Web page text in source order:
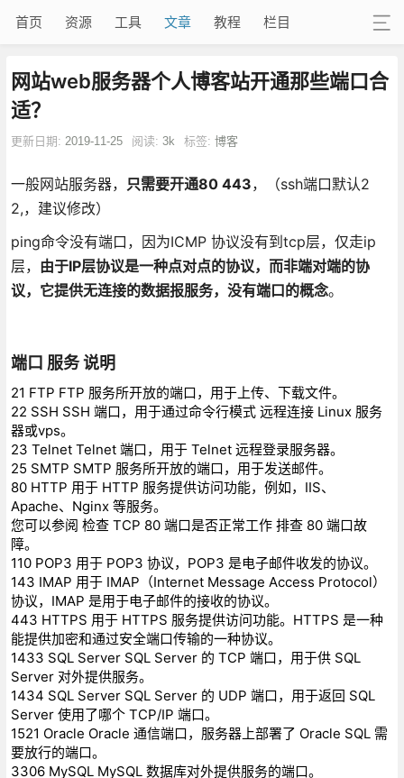
首页 资源 工具 文章 教程 栏目
网站web服务器个人博客站开通那些端口合
适？
更新日期: 2019-11-25 阅读: 3k 标签: 博客
一般网站服务器， 只需要开通80 443，（ssh端口默认2
2,，建议修改）
ping命令没有端口，因为ICMP 协议没有到tcp层，仅走ip
层， 由于IP层协议是一种点对点的协议，而非端对端的协
议，它提供无连接的数据报服务，没有端口的概念。
端口 服务 说明
21 FTP FTP 服务所开放的端口，用于上传、下载文件。
22 SSH SSH 端口，用于通过命令行模式 远程连接 Linux 服务
器或vps。
23 Telnet Telnet 端口，用于 Telnet 远程登录服务器。
25 SMTP SMTP 服务所开放的端口，用于发送邮件。
80 HTTP 用于 HTTP 服务提供访问功能，例如，IIS、
Apache、Nginx 等服务。
您可以参阅 检查 TCP 80 端口是否正常工作 排查 80 端口故
障。
110 POP3 用于 POP3 协议，POP3 是电子邮件收发的协议。
143 IMAP 用于 IMAP（Internet Message Access Protocol）
协议，IMAP 是用于电子邮件的接收的协议。
443 HTTPS 用于 HTTPS 服务提供访问功能。HTTPS 是一种
能提供加密和通过安全端口传输的一种协议。
1433 SQL Server SQL Server 的 TCP 端口，用于供 SQL
Server 对外提供服务。
1434 SQL Server SQL Server 的 UDP 端口，用于返回 SQL
Server 使用了哪个 TCP/IP 端口。
1521 Oracle Oracle 通信端口，服务器上部署了 Oracle SQL 需
要放行的端口。
3306 MySQL MySQL 数据库对外提供服务的端口。